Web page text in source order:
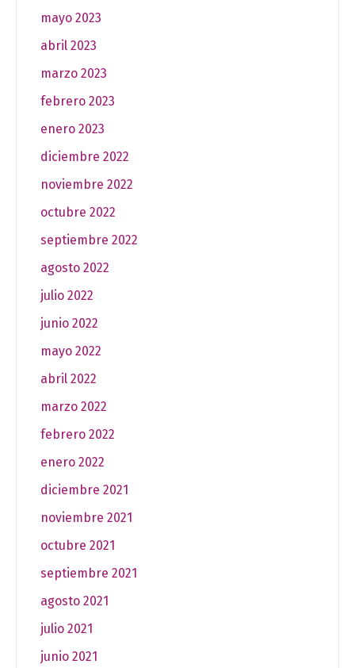
mayo 2023
abril 2023
marzo 2023
febrero 2023
enero 2023
diciembre 2022
noviembre 2022
octubre 2022
septiembre 2022
agosto 2022
julio 2022
junio 2022
mayo 2022
abril 2022
marzo 2022
febrero 2022
enero 2022
diciembre 2021
noviembre 2021
octubre 2021
septiembre 2021
agosto 2021
julio 2021
junio 2021